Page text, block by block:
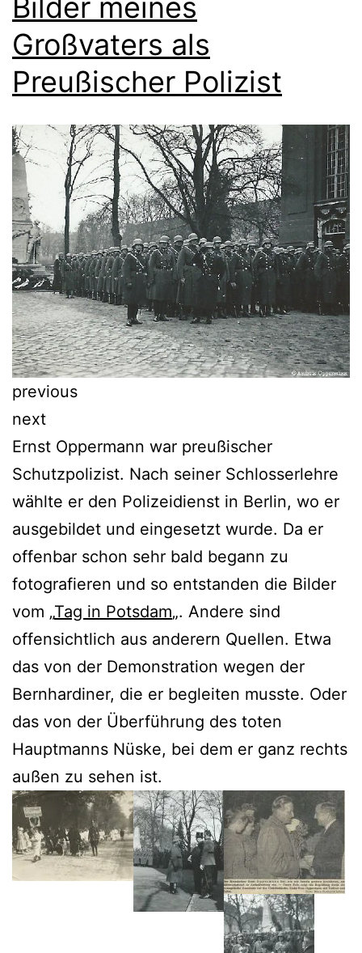
Großvaters als
Preußischer Polizist
previous
next
Ernst Oppermann war preußischer
Schutzpolizist. Nach seiner Schlosserlehre
wählte er den Polizeidienst in Berlin, wo er
ausgebildet und eingesetzt wurde. Da er
offenbar schon sehr bald begann zu
fotografieren und so entstanden die Bilder
vom „Tag in Potsdam„. Andere sind
offensichtlich aus anderern Quellen. Etwa
das von der Demonstration wegen der
Bernhardiner, die er begleiten musste. Oder
das von der Überführung des toten
Hauptmanns Nüske, bei dem er ganz rechts
außen zu sehen ist.